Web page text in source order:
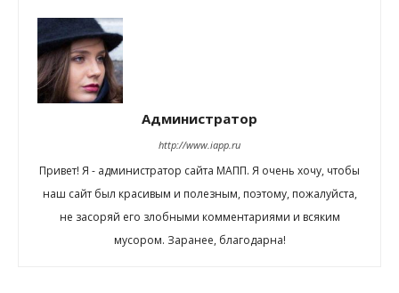
Администратор
http://www.iapp.ru
Привет! Я - администратор сайта МАПП. Я очень хочу, чтобы
наш сайт был красивым и полезным, поэтому, пожалуйста,
не засоряй его злобными комментариями и всяким
мусором. Заранее, благодарна!